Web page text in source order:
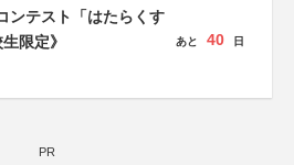
ンテスト「はたらくす
限定》
あと 40 日
PR